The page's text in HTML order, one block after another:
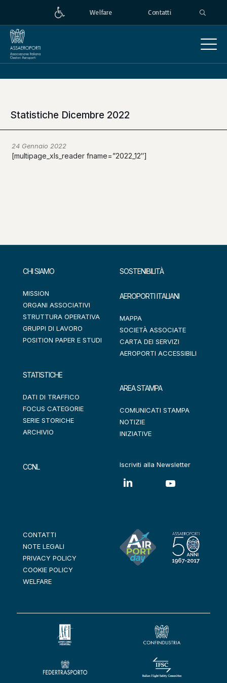
Welfare Contatti
Statistiche Dicembre 2022
24 Gennaio 2022
[multipage_xls_reader fname=”2022_12″]
CHI SIAMO
MISSION
ORGANI ASSOCIATIVI
STRUTTURA OPERATIVA
GRUPPI DI LAVORO
POSITION PAPER E STUDI
STATISTICHE
DATI DI TRAFFICO
FOCUS CATEGORIE
SERIE STORICHE
ARCHIVIO
CCNL
SOSTENIBILITÀ
AEROPORTI ITALIANI
MAPPA
SOCIETÀ ASSOCIATE
CARTA DEI SERVIZI
AEROPORTI ACCESSIBILI
AREA STAMPA
COMUNICATI STAMPA
NOTIZIE
INIZIATIVE
Iscriviti alla Newsletter
CONTATTI
NOTE LEGALI
PRIVACY POLICY
COOKIE POLICY
WELFARE